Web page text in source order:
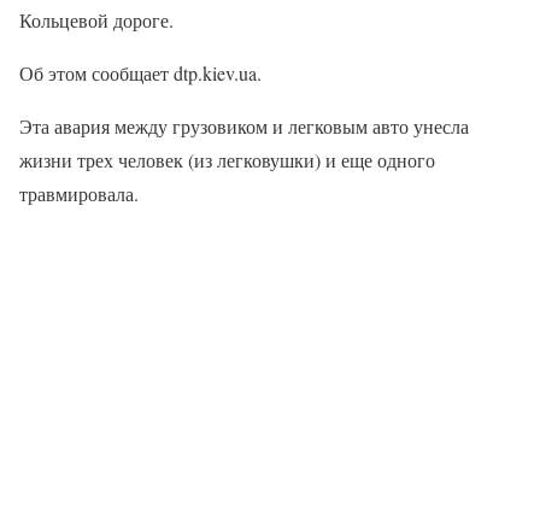
Кольцевой дороге.
Об этом сообщает dtp.kiev.ua.
Эта авария между грузовиком и легковым авто унесла
жизни трех человек (из легковушки) и еще одного
травмировала.